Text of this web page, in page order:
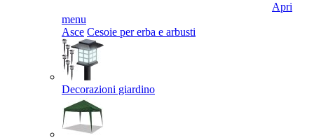
Apri
menu
Asce Cesoie per erba e arbusti
Decorazioni giardino